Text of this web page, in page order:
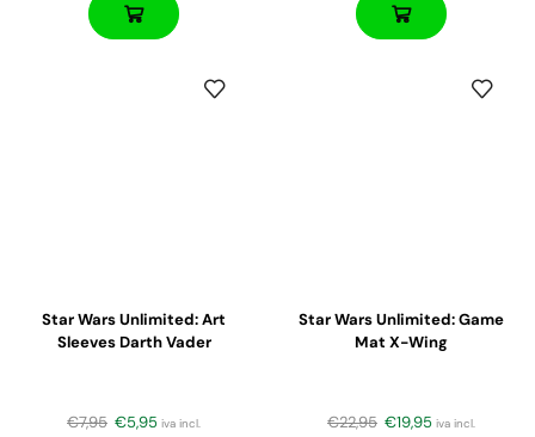
Star Wars Unlimited: Art
Sleeves Darth Vader
€7,95 €5,95 iva incl.
Star Wars Unlimited: Game
Mat X-Wing
€22,95 €19,95 iva incl.